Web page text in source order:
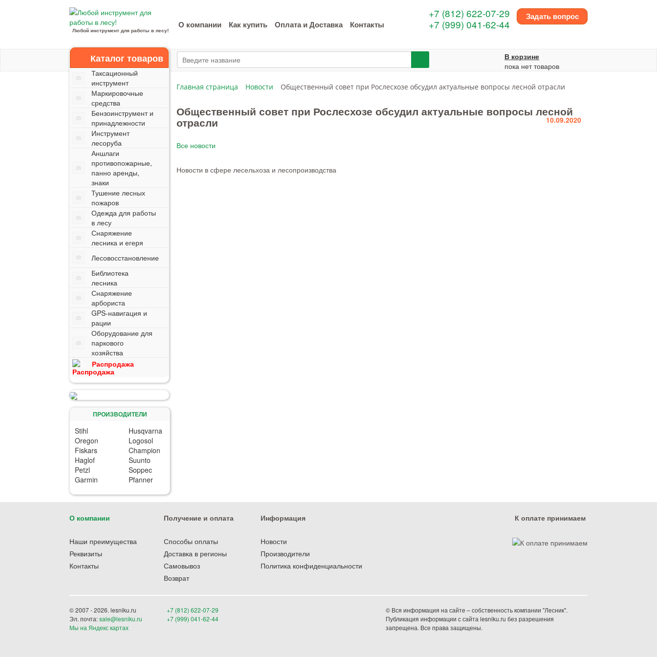
Любой инструмент для работы в лесу!
О компании Как купить Оплата и Доставка Контакты
Задать вопрос
+7 (812) 622-07-29
+7 (999) 041-62-44
В корзине
пока нет товаров
Каталог товаров
Таксационный
инструмент
Маркировочные
средства
Бензоинструмент и
принадлежности
Инструмент
лесоруба
Аншлаги
противопожарные,
панно аренды,
знаки
Тушение лесных
пожаров
Одежда для работы
в лесу
Снаряжение
лесника и егеря
Лесовосстановление
Библиотека
лесника
Снаряжение
арбориста
GPS-навигация и
рации
Оборудование для
паркового
хозяйства
Распродажа
ПРОИЗВОДИТЕЛИ
Stihl
Husqvarna
Oregon
Logosol
Fiskars
Champion
Haglof
Suunto
Petzl
Soppec
Garmin
Pfanner
Главная страница Новости Общественный совет при Рослесхозе обсудил актуальные вопросы лесной отрасли
Общественный совет при Рослесхозе обсудил актуальные вопросы лесной
отрасли 10.09.2020
Все новости
Новости в сфере лесельхоза и лесопроизводства
О компании
Наши преимущества
Реквизиты
Контакты
Получение и оплата
Способы оплаты
Доставка в регионы
Самовывоз
Возврат
Информация
Новости
Производители
Политика конфиденциальности
К оплате принимаем
© 2007 - 2026. lesniku.ru
Эл. почта:sale@lesniku.ru
Мы на Яндекс картах
+7 (812) 622-07-29
+7 (999) 041-62-44
© Вся информация на сайте – собственность компании "Лесник".
Публикация информации с сайта lesniku.ru без разрешения
запрещена. Все права защищены.